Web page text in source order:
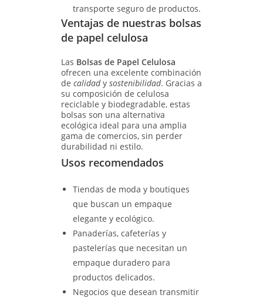
transporte seguro de productos.
Ventajas de nuestras bolsas
de papel celulosa
Las Bolsas de Papel Celulosa
ofrecen una excelente combinación
de calidady sostenibilidad. Gracias a
su composición de celulosa
reciclable y biodegradable, estas
bolsas son una alternativa
ecológica ideal para una amplia
gama de comercios, sin perder
durabilidad ni estilo.
Usos recomendados
Tiendas de moda y boutiques
que buscan un empaque
elegante y ecológico.
Panaderías, cafeterías y
pastelerías que necesitan un
empaque duradero para
productos delicados.
Negocios que desean transmitir